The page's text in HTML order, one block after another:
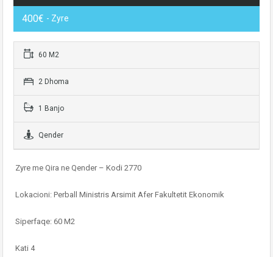
400€ - Zyre
60 M2
2 Dhoma
1 Banjo
Qender
Zyre me Qira ne Qender – Kodi 2770
Lokacioni: Perball Ministris Arsimit Afer Fakultetit Ekonomik
Siperfaqe: 60 M2
Kati 4